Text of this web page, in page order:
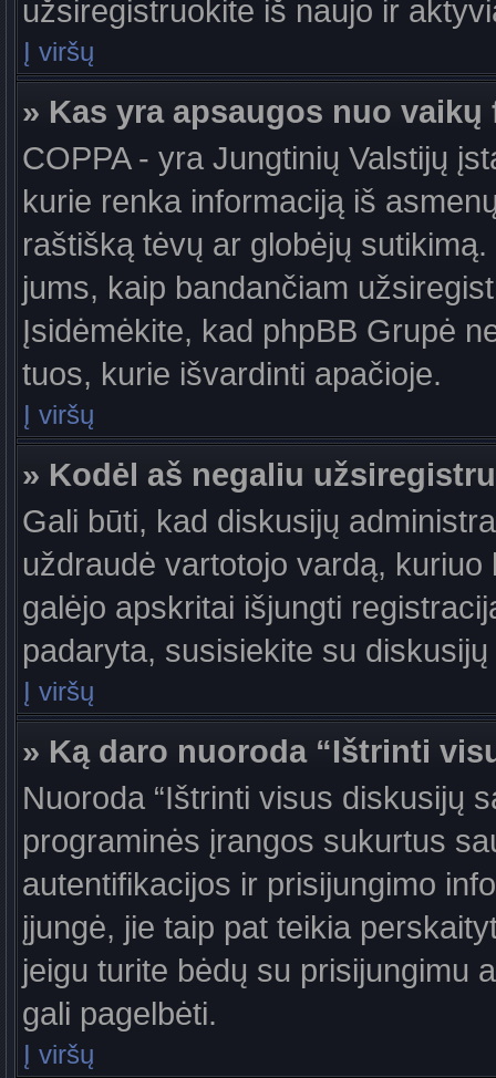
užsiregistruokite iš naujo ir
Į viršų
» Kas yra apsaugos nuo vaikų
COPPA - yra Jungtinių Valstijų
kurie renka informaciją iš
raštišką tėvų ar globėjų
jums, kaip bandančiam
Įsidėmėkite, kad phpBB Grupė
tuos, kurie išvardinti apačioje.
Į viršų
» Kodėl aš negaliu
Gali būti, kad diskusijų
uždraudė vartotojo vardą,
galėjo apskritai išjungti
padaryta, susisiekite su
Į viršų
» Ką daro nuoroda “Ištrinti
Nuoroda “Ištrinti visus diskusijų
programinės įrangos sukurtus
autentifikacijos ir prisijungimo
įjungė, jie taip pat teikia
jeigu turite bėdų su prisijungimu
gali pagelbėti.
Į viršų